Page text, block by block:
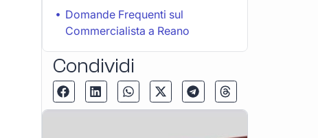
Domande Frequenti sul
Commercialista a Reano
Condividi